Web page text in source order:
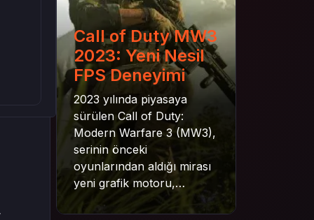
Call of Duty MW3
2023: Yeni Nesil
FPS Deneyimi
2023 yılında piyasaya
sürülen Call of Duty:
Modern Warfare 3 (MW3),
serinin önceki
oyunlarından aldığı mirası
yeni grafik motoru,
mekanik gelişimler ve daha
derin senaryo yapısıyla